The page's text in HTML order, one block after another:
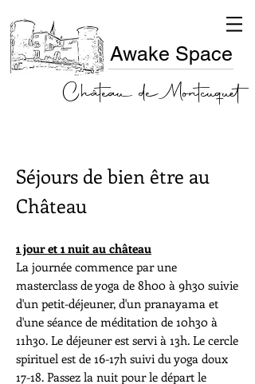
Awake Space
Château de Montcuquet
Séjours de bien être au
Château
1 jour et 1 nuit au château
La journée commence par une
masterclass de yoga de 8h00 à 9h30 suivie
d'un petit-déjeuner, d'un pranayama et
d'une séance de méditation de 10h30 à
11h30. Le déjeuner est servi à 13h. Le cercle
spirituel est de 16-17h suivi du yoga doux
17-18. Passez la nuit pour le départ le